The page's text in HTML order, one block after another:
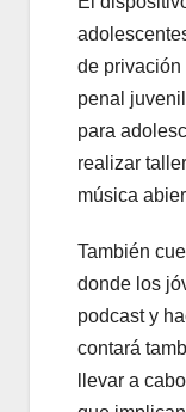
de privación
penal
para
realizar
música
También
donde los
podcast y
contará
llevar a